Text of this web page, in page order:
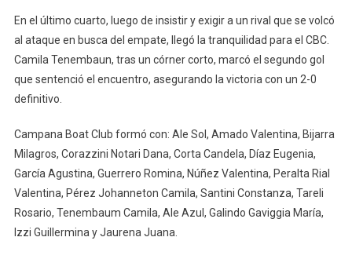
En el último cuarto, luego de insistir y exigir a un rival que se volcó
al ataque en busca del empate, llegó la tranquilidad para el CBC.
Camila Tenembaun, tras un córner corto, marcó el segundo gol
que sentenció el encuentro, asegurando la victoria con un 2-0
definitivo.
Campana Boat Club formó con: Ale Sol, Amado Valentina, Bijarra
Milagros, Corazzini Notari Dana, Corta Candela, Díaz Eugenia,
García Agustina, Guerrero Romina, Núñez Valentina, Peralta Rial
Valentina, Pérez Johanneton Camila, Santini Constanza, Tareli
Rosario, Tenembaum Camila, Ale Azul, Galindo Gaviggia María,
Izzi Guillermina y Jaurena Juana.